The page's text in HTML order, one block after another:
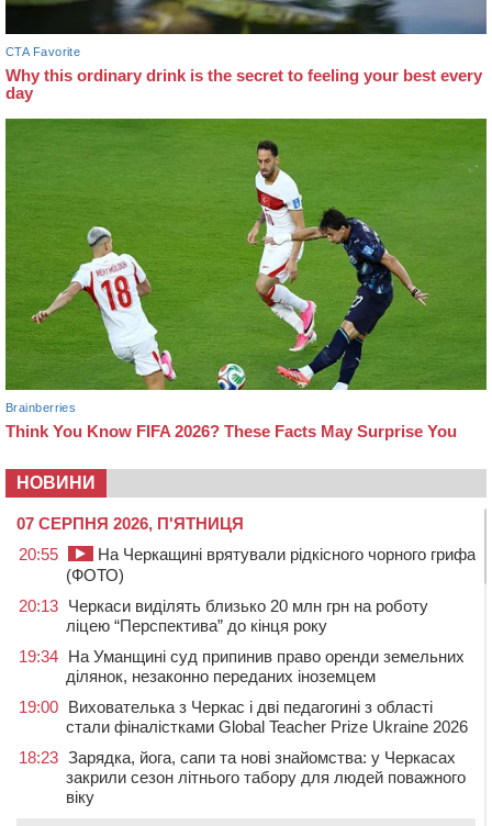
НОВИНИ
07 СЕРПНЯ 2026, П'ЯТНИЦЯ
20:55
На Черкащині врятували рідкісного чорного грифа
(ФОТО)
20:13 Черкаси виділять близько 20 млн грн на роботу
ліцею “Перспектива” до кінця року
19:34 На Уманщині суд припинив право оренди земельних
ділянок, незаконно переданих іноземцем
19:00 Вихователька з Черкас і дві педагогині з області
стали фіналістками Global Teacher Prize Ukraine 2026
18:23 Зарядка, йога, сапи та нові знайомства: у Черкасах
закрили сезон літнього табору для людей поважного
віку